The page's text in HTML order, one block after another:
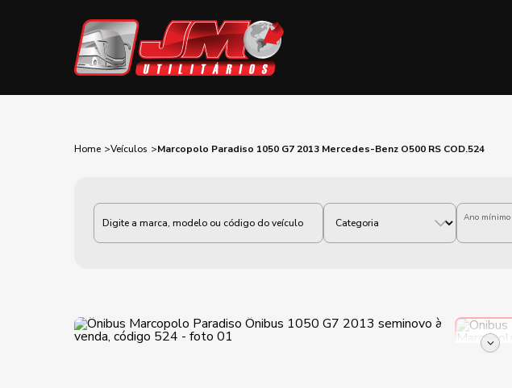
Home Veículos Marcopolo Paradiso 1050 G7 2013 Mercedes-Benz O500 RS COD.524
Categoria Ano mínimo